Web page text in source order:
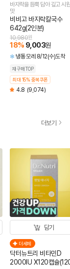
바지락을 듬뿍 담아 깊고 시
맛
비비고 바지락칼국수
642g(2인분)
18% 9,003원
10,980원
냉동 모레 8/12(수)도착
재구매TOP
최대 15% 중복쿠폰
4.8 (9,074)
더보기
담기
더세페
닥터뉴트리 비타민D
2000IU X120캡슐